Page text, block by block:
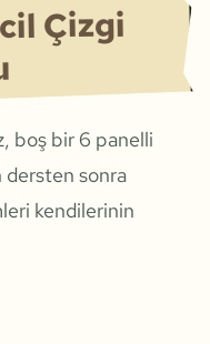
Çizgi
boş bir 6 panelli
dersten sonra
kendilerinin